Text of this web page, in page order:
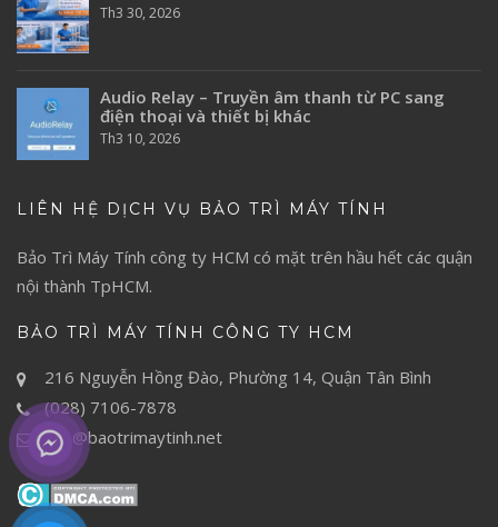
Th3 30, 2026
Audio Relay – Truyền âm thanh từ PC sang
điện thoại và thiết bị khác
Th3 10, 2026
LIÊN HỆ DỊCH VỤ BẢO TRÌ MÁY TÍNH
Bảo Trì Máy Tính công ty HCM có mặt trên hầu hết các quận
nội thành TpHCM.
BẢO TRÌ MÁY TÍNH CÔNG TY HCM
216 Nguyễn Hồng Đào, Phường 14, Quận Tân Bình
(028) 7106-7878
info@baotrimaytinh.net